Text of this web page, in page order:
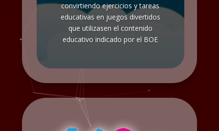
convirtiendo ejercicios y tareas
educativas en juegos divertidos
que utilizasen el contenido
educativo indicado por el BOE